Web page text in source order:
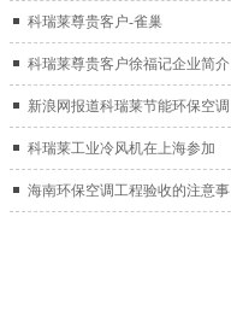
于广州制鞋厂
科瑞莱尊贵客户-雀巢
科瑞莱尊贵客户徐福记企业简介
新浪网报道科瑞莱节能环保空调
扇
科瑞莱工业冷风机在上海参加
2017中国制冷展
海南环保空调工程验收的注意事